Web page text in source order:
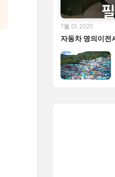
자동차 명의이전
7월 01, 2025